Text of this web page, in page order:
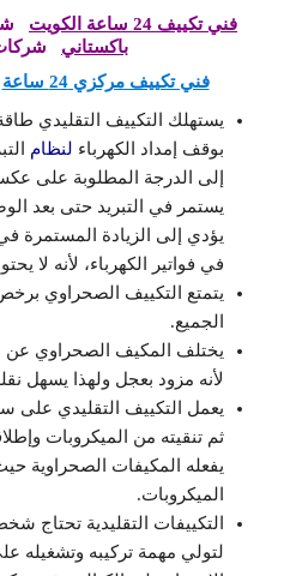
فني تكييف 24 ساعة الكويت
باكستاني
فني تكييف مركزي 24 ساعة
يستهلك التكييف التقليدي
بوقف إمداد الكهرباء لنظام
إلى الدرجة المطلوبة على
يستمر في التبريد حتى بعد
يؤدي إلى الزيادة المستمرة
في فواتير الكهرباء، لأنه لا
يتمتع التكييف الصحراوي برخص
الجميع.
يختلف المكيف الصحراوي عن
لأنه مزود بعجل ولهذا يسهل
يعمل التكييف التقليدي على
ثم تنقيته من الميكروبات
يفعله المكيفات الصحراوية
الميكروبات.
التكييفات التقليدية
لتولي مهمة تركيبه وتشغيله